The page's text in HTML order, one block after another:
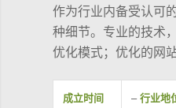
作为行业内备受认可
种细节。专业的技术
优化模式；优化的网
成立时间
–行业地